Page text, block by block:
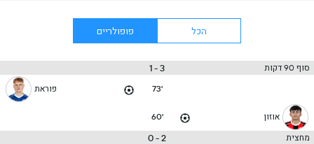
הכל פופולריים
סוף 90 דקות 3 - 1
73' פוראת
אוזון 60'
מחצית 2 - 0